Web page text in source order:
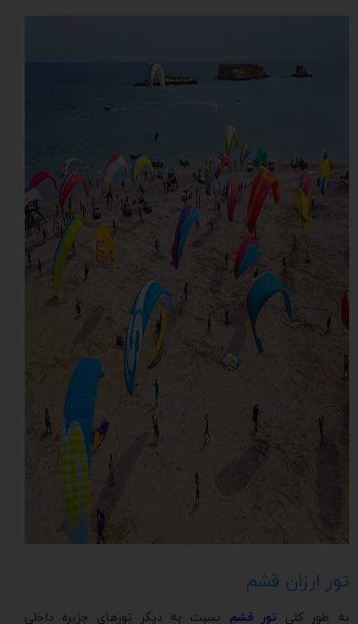
تور ارزان قشم
به طور کلی تور قشم نسبت به دیگر تورهای جزیره داخلی